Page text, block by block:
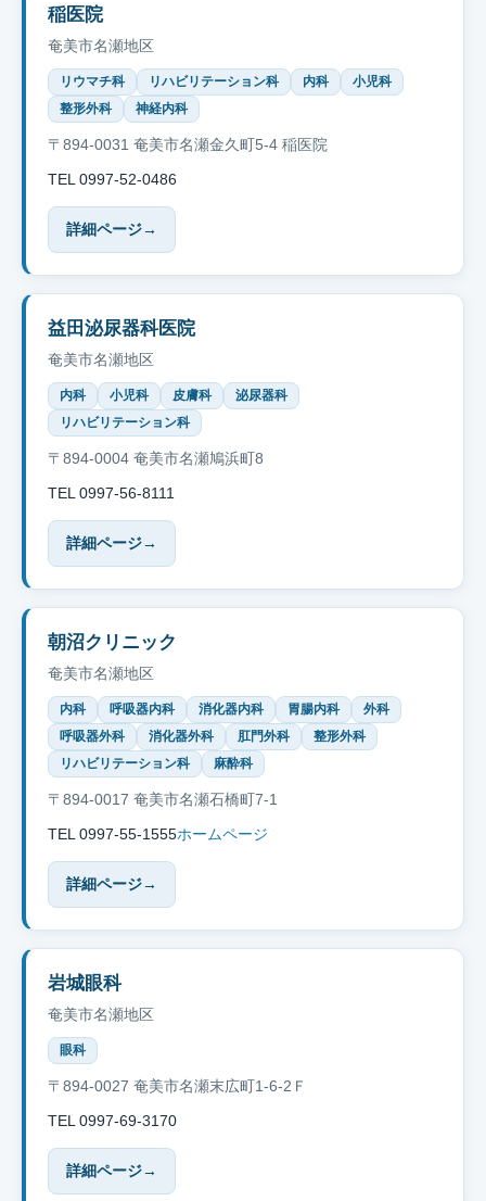
稲医院
奄美市名瀬地区
リウマチ科 リハビリテーション科 内科
小児科
整形外科
神経内科
〒894-0031 奄美市名瀬金久町5-4 稲医院
TEL 0997-52-0486
詳細ページ→
益田泌尿器科医院
奄美市名瀬地区
内科 小児科 皮膚科
泌尿器科
リハビリテーション科
〒894-0004 奄美市名瀬鳩浜町8
TEL 0997-56-8111
詳細ページ→
朝沼クリニック
奄美市名瀬地区
内科 呼吸器内科 消化器内科 胃腸内科
外科
呼吸器外科
消化器外科 肛門外科
整形外科
リハビリテーション科
麻酔科
〒894-0017 奄美市名瀬石橋町7-1
TEL 0997-55-1555ホームページ
詳細ページ→
岩城眼科
奄美市名瀬地区
眼科
〒894-0027 奄美市名瀬末広町1-6-2Ｆ
TEL 0997-69-3170
詳細ページ→